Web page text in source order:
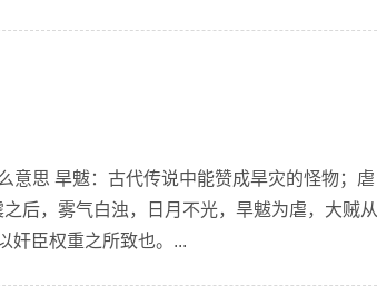
意思 旱魃：古代传说中能赞成旱灾的怪物；
后，雾气白浊，日月不光，旱魃为虐，大贼从
奸臣权重之所致也。...